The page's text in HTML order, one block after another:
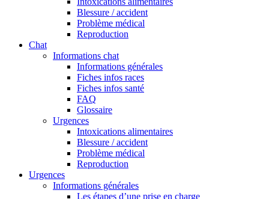
Blessure / accident
Problème médical
Reproduction
Chat
Informations chat
Informations générales
Fiches infos races
Fiches infos santé
FAQ
Glossaire
Urgences
Intoxications alimentaires
Blessure / accident
Problème médical
Reproduction
Urgences
Informations générales
Les étapes d’une prise en charge